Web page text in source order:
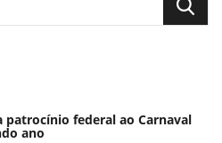
patrocínio federal ao Carnaval
ano